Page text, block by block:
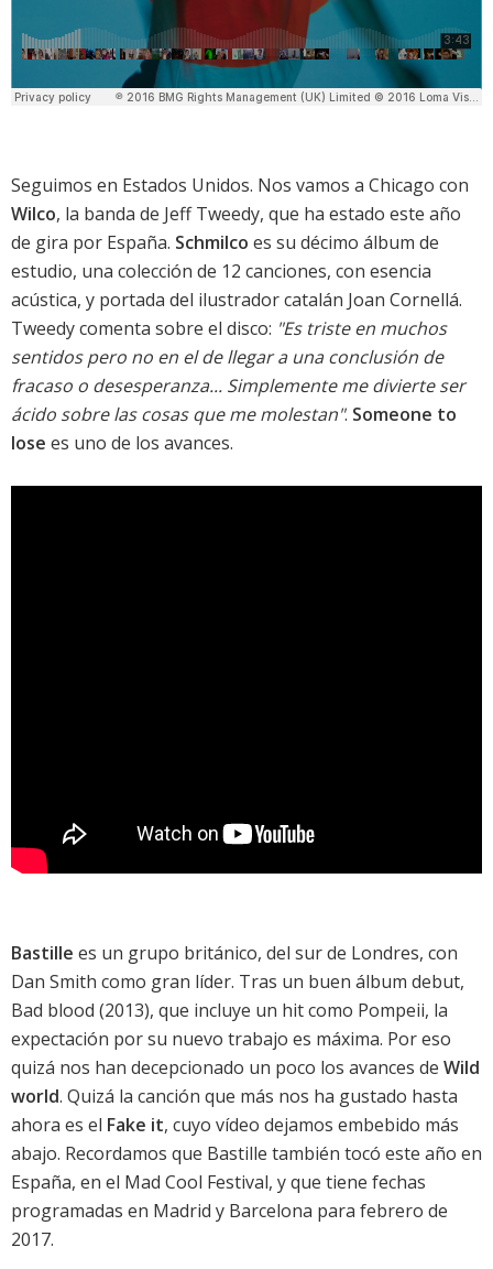
Seguimos en Estados Unidos. Nos vamos a Chicago con
Wilco, la banda de Jeff Tweedy, que ha estado este año
de gira por España. Schmilco es su décimo álbum de
estudio, una colección de 12 canciones, con esencia
acústica, y portada del ilustrador catalán Joan Cornellá.
Tweedy comenta sobre el disco: "Es triste en muchos
sentidos pero no en el de llegar a una conclusión de
fracaso o desesperanza... Simplemente me divierte ser
ácido sobre las cosas que me molestan". Someone to
lose es uno de los avances.
Bastille es un grupo británico, del sur de Londres, con
Dan Smith como gran líder. Tras un buen álbum debut,
Bad blood (2013), que incluye un hit como Pompeii, la
expectación por su nuevo trabajo es máxima. Por eso
quizá nos han decepcionado un poco los avances de Wild
world. Quizá la canción que más nos ha gustado hasta
ahora es el Fake it, cuyo vídeo dejamos embebido más
abajo. Recordamos que Bastille también tocó este año en
España, en el Mad Cool Festival, y que tiene fechas
programadas en Madrid y Barcelona para febrero de
2017.